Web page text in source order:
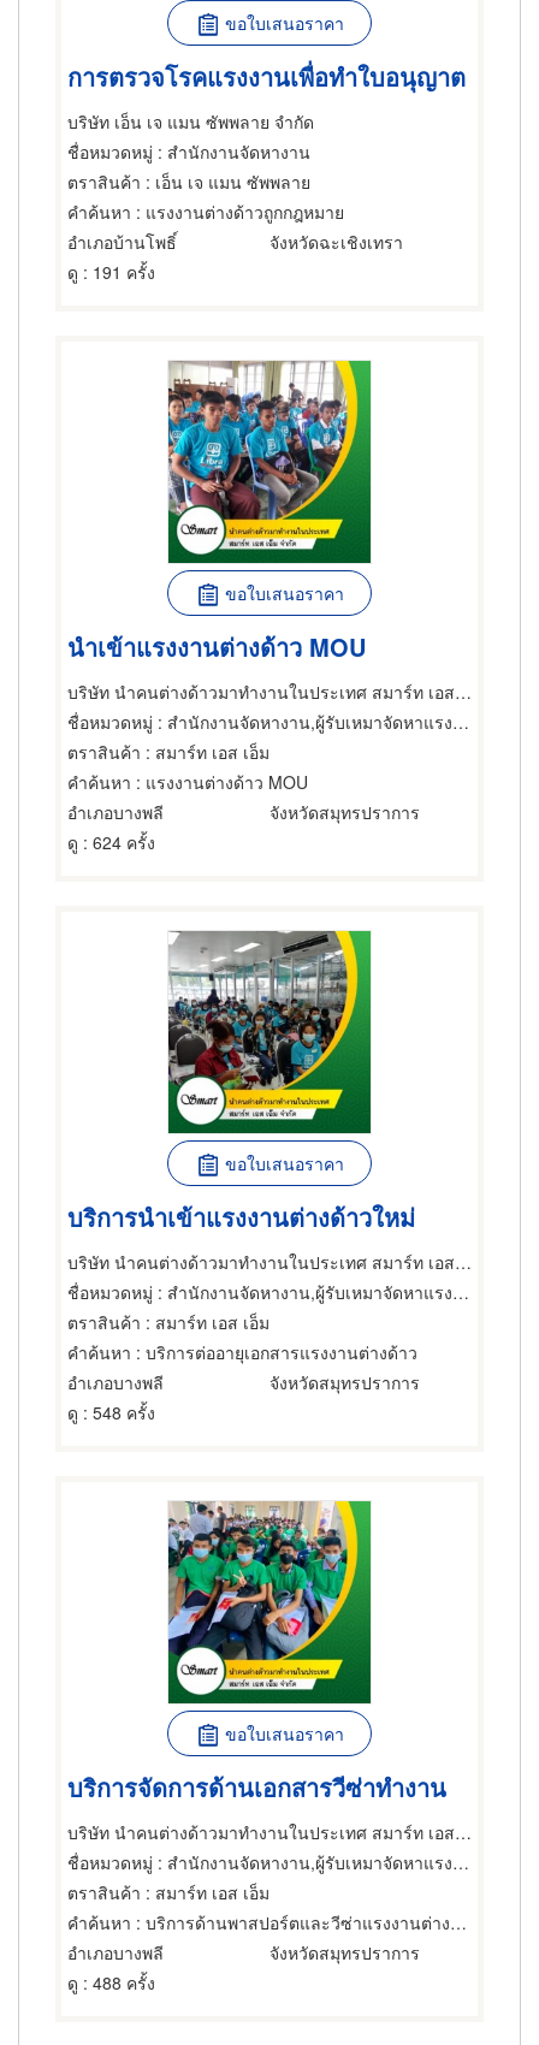
ขอใบเสนอราคา
การตรวจโรคแรงงานเพื่อทำใบอนุญาต
บริษัท เอ็น เจ แมน ซัพพลาย จำกัด
ชื่อหมวดหมู่ : สำนักงานจัดหางาน
ตราสินค้า : เอ็น เจ แมน ซัพพลาย
คำค้นหา : แรงงานต่างด้าวถูกกฎหมาย
อำเภอบ้านโพธิ์
จังหวัดฉะเชิงเทรา
ดู : 191 ครั้ง
ขอใบเสนอราคา
นำเข้าแรงงานต่างด้าว MOU
บริษัท นำคนต่างด้าวมาทำงานในประเทศ สมาร์ท เอส เอ็ม จำกัด
ชื่อหมวดหมู่ : สำนักงานจัดหางาน,ผู้รับเหมาจัดหาแรงงาน,สำนักงานจัดหางาน
ตราสินค้า : สมาร์ท เอส เอ็ม
คำค้นหา : แรงงานต่างด้าว MOU
อำเภอบางพลี
จังหวัดสมุทรปราการ
ดู : 624 ครั้ง
ขอใบเสนอราคา
บริการนำเข้าแรงงานต่างด้าวใหม่
บริษัท นำคนต่างด้าวมาทำงานในประเทศ สมาร์ท เอส เอ็ม จำกัด
ชื่อหมวดหมู่ : สำนักงานจัดหางาน,ผู้รับเหมาจัดหาแรงงาน,สำนักงานจัดหางาน
ตราสินค้า : สมาร์ท เอส เอ็ม
คำค้นหา : บริการต่ออายุเอกสารแรงงานต่างด้าว
อำเภอบางพลี
จังหวัดสมุทรปราการ
ดู : 548 ครั้ง
ขอใบเสนอราคา
บริการจัดการด้านเอกสารวีซ่าทำงาน
บริษัท นำคนต่างด้าวมาทำงานในประเทศ สมาร์ท เอส เอ็ม จำกัด
ชื่อหมวดหมู่ : สำนักงานจัดหางาน,ผู้รับเหมาจัดหาแรงงาน,สำนักงานจัดหางาน
ตราสินค้า : สมาร์ท เอส เอ็ม
คำค้นหา : บริการด้านพาสปอร์ตและวีซ่าแรงงานต่างด้าวใกล้ฉัน สมุทรปราการ
อำเภอบางพลี
จังหวัดสมุทรปราการ
ดู : 488 ครั้ง